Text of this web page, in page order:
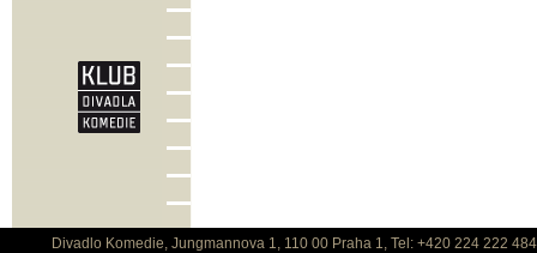
Divadlo Komedie, Jungmannova 1, 110 00 Praha 1, Tel: +420 224 222